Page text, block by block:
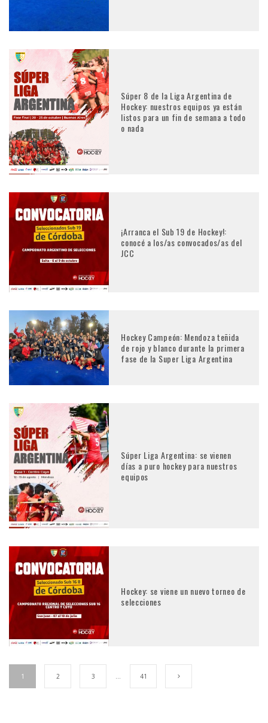
Súper 8 de la Liga Argentina de
Hockey: nuestros equipos ya están
listos para un fin de semana a todo
o nada
¡Arranca el Sub 19 de Hockey!:
conocé a los/as convocados/as del
JCC
Hockey Campeón: Mendoza teñida
de rojo y blanco durante la primera
fase de la Super Liga Argentina
Súper Liga Argentina: se vienen
días a puro hockey para nuestros
equipos
Hockey: se viene un nuevo torneo de
selecciones
1 2 3 … 41